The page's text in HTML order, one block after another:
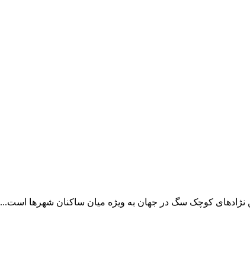
کوچک سگ در جهان به‌ ویژه میان ساکنان شهرها است...